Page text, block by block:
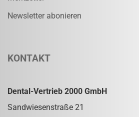
Newsletter abonieren
KONTAKT
Dental-Vertrieb 2000 GmbH
Sandwiesenstraße 21